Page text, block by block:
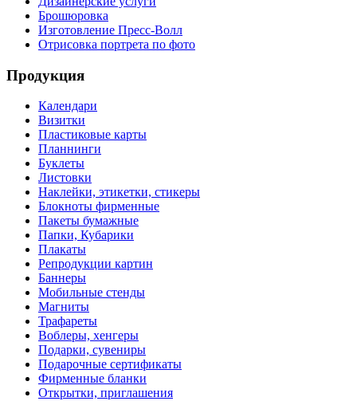
Брошюровка
Изготовление Пресс-Волл
Отрисовка портрета по фото
Продукция
Календари
Визитки
Пластиковые карты
Планнинги
Буклеты
Листовки
Наклейки, этикетки, стикеры
Блокноты фирменные
Пакеты бумажные
Папки, Кубарики
Плакаты
Репродукции картин
Баннеры
Мобильные стенды
Магниты
Трафареты
Воблеры, хенгеры
Подарки, сувениры
Подарочные сертификаты
Фирменные бланки
Открытки, приглашения